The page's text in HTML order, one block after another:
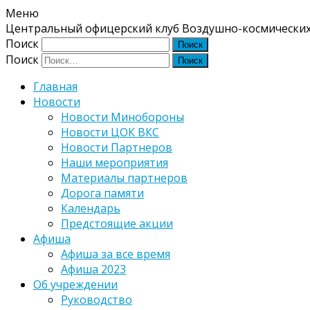
Меню
Центральный офицерский клуб Воздушно-
Поиск
Поиск
Главная
Новости
Новости Минобороны
Новости ЦОК ВКС
Новости Партнеров
Наши мероприятия
Материалы партнеров
Дорога памяти
Календарь
Предстоящие акции
Афиша
Афиша за все время
Афиша 2023
Об учреждении
Руководство